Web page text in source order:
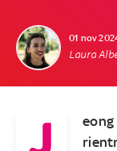
01 nov
Laura
J
eong